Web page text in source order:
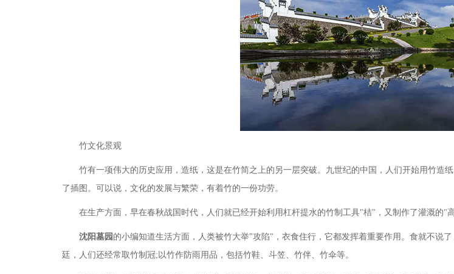
竹文化景观
竹有一项伟大的历史应用，造纸，这是在竹简之上的另一层突破。九世纪的中国，人们开始用竹造
了插图。可以说，文化的发展与繁荣，有着竹的一份功劳。
在生产方面，早在春秋战国时代，人们就已经开始利用杠杆提水的竹制工具"桔"，又制作了灌溉的"
沈阳墓园 的小编知道生活方面，人类被竹大举"攻陷"，衣食住行，它都发挥着重要作用。食就不说
廷，人们还经常取竹制冠;以竹作防雨用品，包括竹鞋、斗笠、竹伴、竹伞等。